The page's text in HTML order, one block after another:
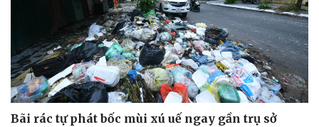
Văn hóa
Sân khấu - Điện ảnh
Văn học
Giải trí
Nghệ sĩ
Thời trang
Bãi rác tự phát bốc mùi xú uế ngay gần trụ sở